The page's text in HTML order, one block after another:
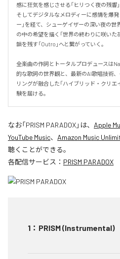
感に狂気を感じさせる「ヒリつく夜の残響
そしてデジタルなメロディーに感情を爆
ー」を経て、シューゲイザーの深い夜の世
の中の希望を描く「世界の終わりに咲いた
韻を残す「Outro」へと繋がっていく。
全楽曲の作詞とトータルプロデュースは
的な歌詞の世界観と、最新のAI歌唱技術
リングが融合した「ハイブリッド・クリ
験を届ける。
なお「PRISM PARADOX」は、 Apple
YouTube Music、 Amazon Music
聴くことができる。
各配信サービス： PRISM PARADOX
1 ： PRISM (Instrumental)